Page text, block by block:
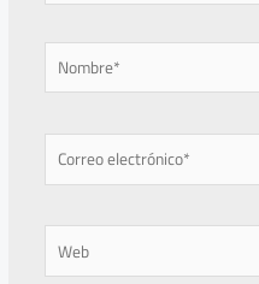
Nombre*
Correo
electrónico*
Web